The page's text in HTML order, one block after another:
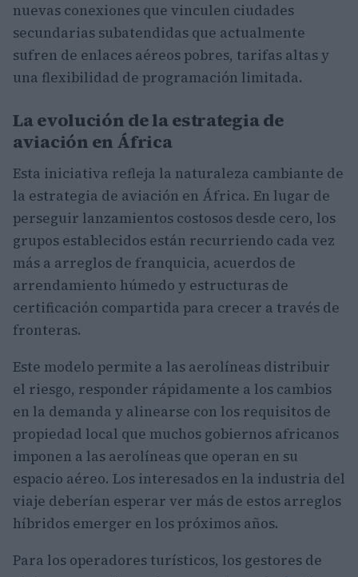
nuevas conexiones que vinculen ciudades
secundarias subatendidas que actualmente
sufren de enlaces aéreos pobres, tarifas altas y
una flexibilidad de programación limitada.
La evolución de la estrategia de
aviación en África
Esta iniciativa refleja la naturaleza cambiante de
la estrategia de aviación en África. En lugar de
perseguir lanzamientos costosos desde cero, los
grupos establecidos están recurriendo cada vez
más a arreglos de franquicia, acuerdos de
arrendamiento húmedo y estructuras de
certificación compartida para crecer a través de
fronteras.
Este modelo permite a las aerolíneas distribuir
el riesgo, responder rápidamente a los cambios
en la demanda y alinearse con los requisitos de
propiedad local que muchos gobiernos africanos
imponen a las aerolíneas que operan en su
espacio aéreo. Los interesados en la industria del
viaje deberían esperar ver más de estos arreglos
híbridos emerger en los próximos años.
Para los operadores turísticos, los gestores de